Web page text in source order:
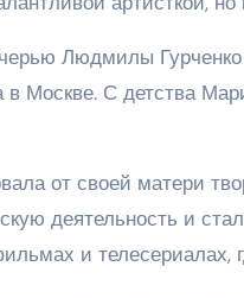
Людмилы
в Москве. С детства
от своей матери
деятельность и
и телесериалах,